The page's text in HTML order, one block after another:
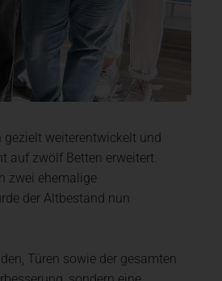
weiterentwickelt und
auf zwölf Betten erweitert.
zwei ehemalige
der Altbestand nun
Türen sowie der gesamten